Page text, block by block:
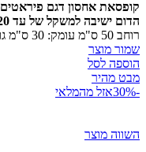
קופסאת אחסון דגם פיראטים
הדום ישיבה למשקל של עד 120 ק"ג !! מתאים למבוגר +ילד!!
רוחב 50 ס"מ עומק: 30 ס"מ גובה 30 ס"מ
שמור מוצר
הוספה לסל
מבט מהיר
-30%
אזל מהמלאי
השווה מוצר